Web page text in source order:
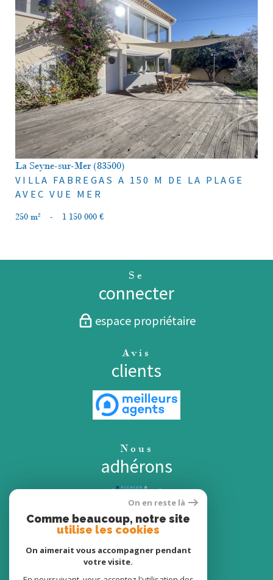
voir le bien
La Seyne-sur-Mer (83500)
VILLA FABREGAS A 150 M DE LA PLAGE
AVEC VUE MER
250 m² - 1 150 000 €
Se
connecter
espace propriétaire
Avis
clients
Nous
adhérons
On en reste là
Comme beaucoup, notre site
utilise les cookies
On aimerait vous accompagner pendant
votre visite.